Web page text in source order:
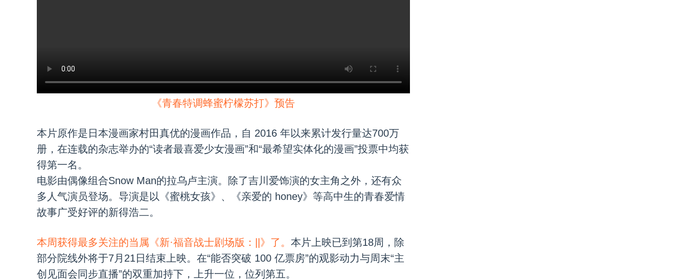
《青春特调蜂蜜柠檬苏打》预告
本片原作是日本漫画家村田真优的漫画作品，自 2016 年以来累计发行量达700万
册，在连载的杂志举办的“读者最喜爱少女漫画”和“最希望实体化的漫画”投票中均获
得第一名。
电影由偶像组合Snow Man的拉乌卢主演。除了吉川爱饰演的女主角之外，还有众
多人气演员登场。导演是以《蜜桃女孩》、《亲爱的 honey》等高中生的青春爱情
故事广受好评的新得浩二。
本周获得最多关注的当属《新·福音战士剧场版：||》了。 本片上映已到第18周，除
部分院线外将于7月21日结束上映。在“能否突破 100 亿票房”的观影动力与周末“主
创见面会同步直播”的双重加持下，上升一位，位列第五。